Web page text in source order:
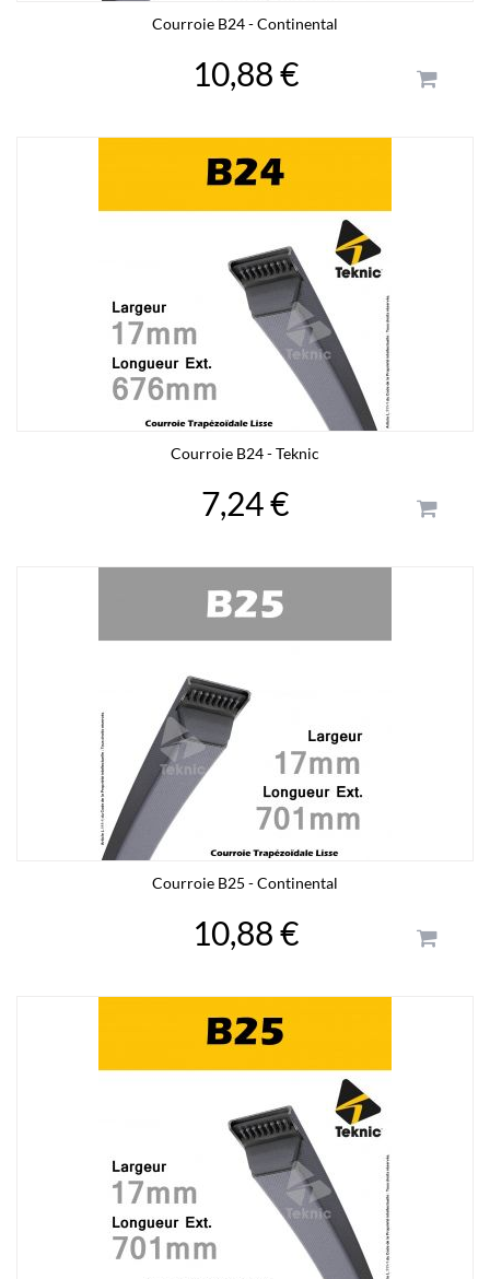
Courroie B24 - Continental
10,88 €
Courroie B24 - Teknic
7,24 €
Courroie B25 - Continental
10,88 €